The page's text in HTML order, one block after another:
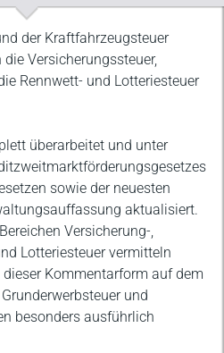
der Kraftfahrzeugsteuer
Versicherungssteuer,
Rennwett- und Lotteriesteuer
überarbeitet und unter
sowie der neuesten
aktualisiert.
Versicherung-,
Lotteriesteuer vermitteln
Kommentarform auf dem
und
besonders ausführlich